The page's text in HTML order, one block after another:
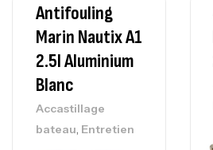
Antifouling
Marin Nautix A1
2.5l Aluminium
Blanc
Accastillage
bateau Entretien